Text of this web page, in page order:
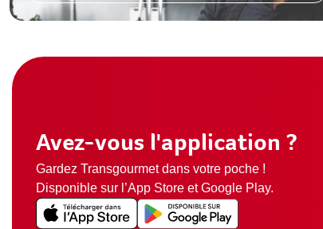
Avez-vous l'application ?
Gardez Transgourmet dans votre poche !
Disponible sur l’App Store et Google Play.